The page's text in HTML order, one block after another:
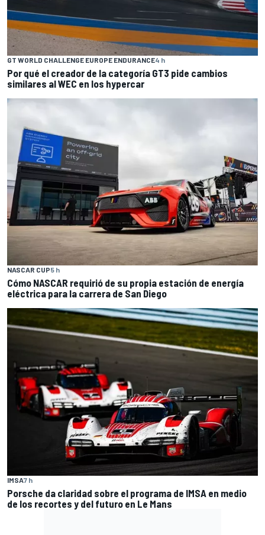
GT WORLD CHALLENGE EUROPE ENDURANCE4 h
Por qué el creador de la categoría GT3 pide cambios
similares al WEC en los hypercar
NASCAR CUP5 h
Cómo NASCAR requirió de su propia estación de energía
eléctrica para la carrera de San Diego
IMSA7 h
Porsche da claridad sobre el programa de IMSA en medio
de los recortes y del futuro en Le Mans